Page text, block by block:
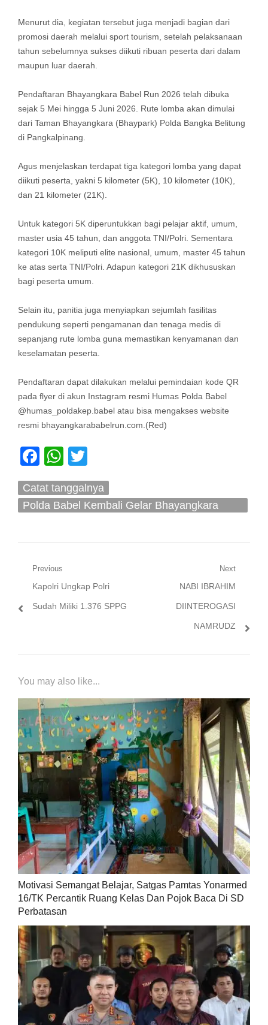
Menurut dia, kegiatan tersebut juga menjadi bagian dari
promosi daerah melalui sport tourism, setelah pelaksanaan
tahun sebelumnya sukses diikuti ribuan peserta dari dalam
maupun luar daerah.
Pendaftaran Bhayangkara Babel Run 2026 telah dibuka
sejak 5 Mei hingga 5 Juni 2026. Rute lomba akan dimulai
dari Taman Bhayangkara (Bhaypark) Polda Bangka Belitung
di Pangkalpinang.
Agus menjelaskan terdapat tiga kategori lomba yang dapat
diikuti peserta, yakni 5 kilometer (5K), 10 kilometer (10K),
dan 21 kilometer (21K).
Untuk kategori 5K diperuntukkan bagi pelajar aktif, umum,
master usia 45 tahun, dan anggota TNI/Polri. Sementara
kategori 10K meliputi elite nasional, umum, master 45 tahun
ke atas serta TNI/Polri. Adapun kategori 21K dikhususkan
bagi peserta umum.
Selain itu, panitia juga menyiapkan sejumlah fasilitas
pendukung seperti pengamanan dan tenaga medis di
sepanjang rute lomba guna memastikan kenyamanan dan
keselamatan peserta.
Pendaftaran dapat dilakukan melalui pemindaian kode QR
pada flyer di akun Instagram resmi Humas Polda Babel
@humas_poldakep.babel atau bisa mengakses website
resmi bhayangkarababelrun.com.(Red)
Facebook
WhatsApp
Catat tanggalnya
Polda Babel Kembali Gelar Bhayangkara
Navigasi
pos
Previous
Previous
post:
Kapolri Ungkap Polri
Sudah Miliki 1.376 SPPG
Next
Next
post:
NABI IBRAHIM
DIINTEROGASI
NAMRUDZ
You may also like...
Motivasi Semangat Belajar, Satgas Pamtas Yonarmed
16/TK Percantik Ruang Kelas Dan Pojok Baca Di SD
Perbatasan